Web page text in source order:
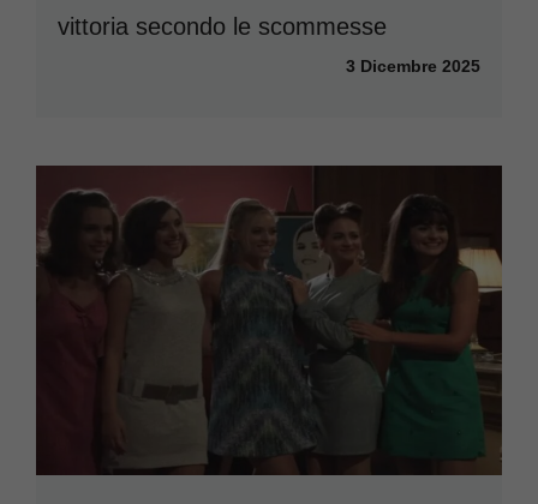
vittoria secondo le scommesse
3 Dicembre 2025